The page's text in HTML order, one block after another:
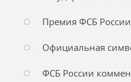
Премия ФСБ России
Официальная
ФСБ России